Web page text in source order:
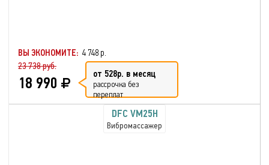
ВЫ ЭКОНОМИТЕ: 4 748 р.
23 738 руб.
18 990 от 528р. в месяц
рассрочка без
переплат
DFC VM25H
Вибромассажер